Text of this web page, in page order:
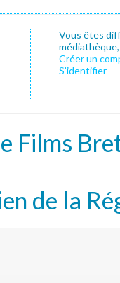
Vous êtes
Créer un
S’identifier
Films
de la